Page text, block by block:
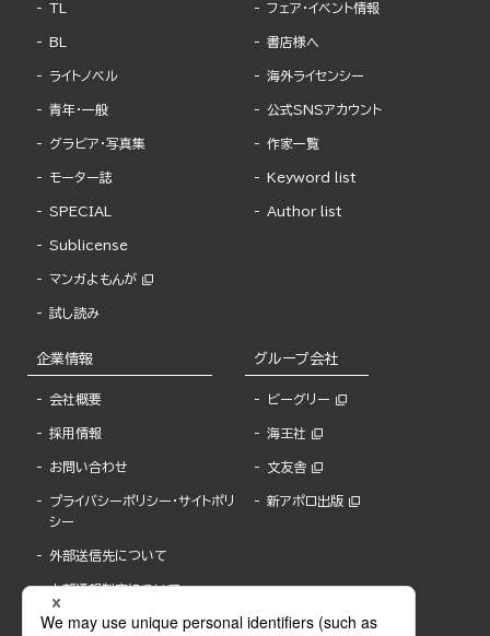
TL
BL
ライトノベル
青年・一般
グラビア・写真集
モーター誌
SPECIAL
Sublicense
マンガよもんが
試し読み
フェア・イベント情報
書店様へ
海外ライセンシー
公式SNSアカウント
作家一覧
Keyword list
Author list
企業情報
会社概要
採用情報
お問い合わせ
プライバシーポリシー・サイトポリ
シー
外部送信先について
内部通報制度について
グループ会社
ビーグリー
海王社
文友舎
新アポロ出版